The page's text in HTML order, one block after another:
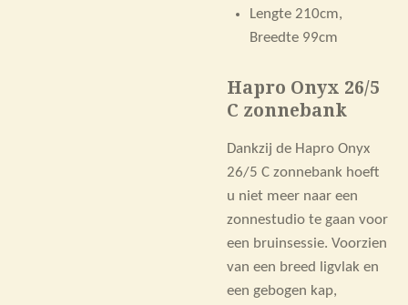
Lengte 210cm,
Breedte 99cm
Hapro Onyx 26/5
C zonnebank
Dankzij de Hapro Onyx
26/5 C zonnebank hoeft
u niet meer naar een
zonnestudio te gaan voor
een bruinsessie. Voorzien
van een breed ligvlak en
een gebogen kap,